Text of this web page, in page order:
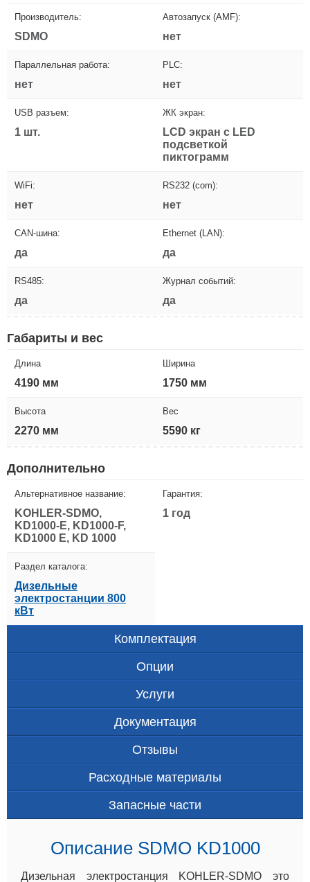
Производитель:
SDMO
Автозапуск (AMF):
нет
Параллельная работа:
нет
PLC:
нет
USB разъем:
1 шт.
ЖК экран:
LCD экран с LED
подсветкой
пиктограмм
WiFi:
нет
RS232 (com):
нет
CAN-шина:
да
Ethernet (LAN):
да
RS485:
да
Журнал событий:
да
Габариты и вес
Длина
4190 мм
Ширина
1750 мм
Высота
2270 мм
Вес
5590 кг
Дополнительно
Альтернативное название:
KOHLER-SDMO,
KD1000-E, KD1000-F,
KD1000 E, KD 1000
Гарантия:
1 год
Раздел каталога:
Дизельные
электростанции 800
кВт
Комплектация
Опции
Услуги
Документация
Отзывы
Расходные материалы
Запасные части
Описание SDMO KD1000
Дизельная электростанция KOHLER-SDMO это